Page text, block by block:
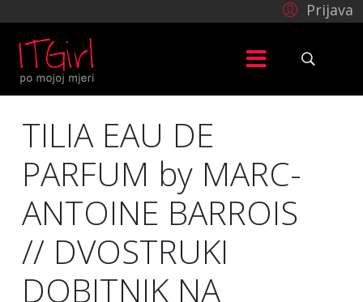
Prijava
TILIA EAU DE
PARFUM by MARC-
ANTOINE BARROIS
// DVOSTRUKI
DOBITNIK NA